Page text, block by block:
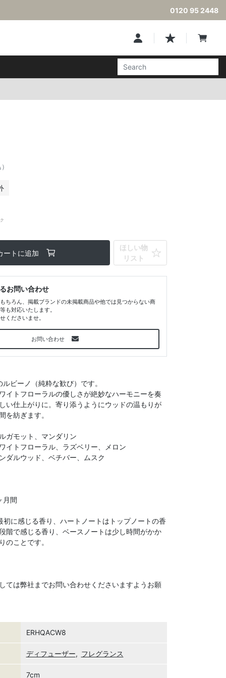
0120 95 2448
ートに追加
ほしい物
リスト
お問い合わせ
ちろん、掲載ブランドの未掲載商品や他では見つからない商
も対応いたします。
くださいませ。
お問い合わせ
ビーノ（純粋な歓び）です。
イトフローラルの優しさが絶妙なハーモニーを奏
い仕上がりに。寄り添うようにウッドの温もりが
を紡ぎます。
ガモット、マンダリン
イトフローラル、ラズベリー、メロン
ダルウッド、ベチバー、ムスク
月間
初に感じる香り、ハートノートはトップノートの香
階で感じる香り、ベースノートは少し時間がかか
のことです。
ては弊社までお問い合わせくださいますようお願
ERHQACW8
ディフューザー, フレグランス
7cm